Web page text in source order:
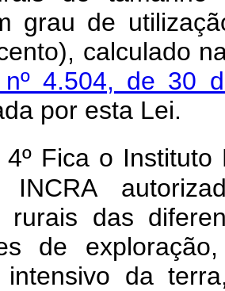
grau de
calculado
4.504, de 30
por esta Lei.
4º Fica o Instituto
rurais das
de
intensivo da